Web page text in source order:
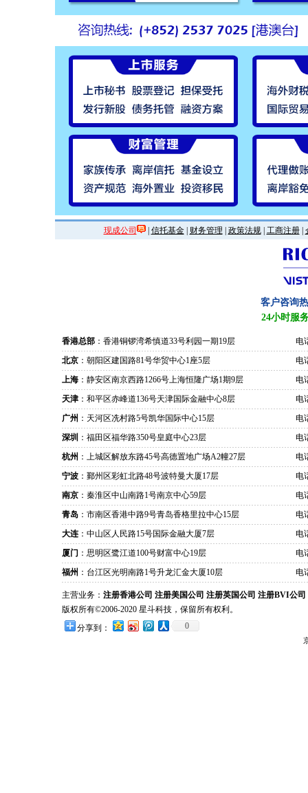
现成公司 | 信托基金| 财务管理 政策法规| 工商注册|
客户咨询
24小时服
香港总部 ：香港铜锣湾希慎道33号利园一期19层
电
北京 ：朝阳区建国路81号华贸中心1座5层
电
上海 ：静安区南京西路1266号上海恒隆广场1期9层
电
天津 ：和平区赤峰道136号天津国际金融中心8层
电
广州 ：天河区冼村路5号凯华国际中心15层
电
深圳 ：福田区福华路350号皇庭中心23层
电
杭州 ：上城区解放东路45号高德置地广场A2幢27层
电
宁波 ：鄞州区彩虹北路48号波特曼大厦17层
电
南京 ：秦淮区中山南路1号南京中心59层
电
青岛 ：市南区香港中路9号青岛香格里拉中心15层
电
大连 ：中山区人民路15号国际金融大厦7层
电
厦门 ：思明区鹭江道100号财富中心19层
电
福州 ：台江区光明南路1号升龙汇金大厦10层 电
主营业务： 注册香港公司 注册美国公司 注册英国公司 注册BVI公司
版权所有©2006-2020 星斗科技，保留所有权利。
分享到：
0